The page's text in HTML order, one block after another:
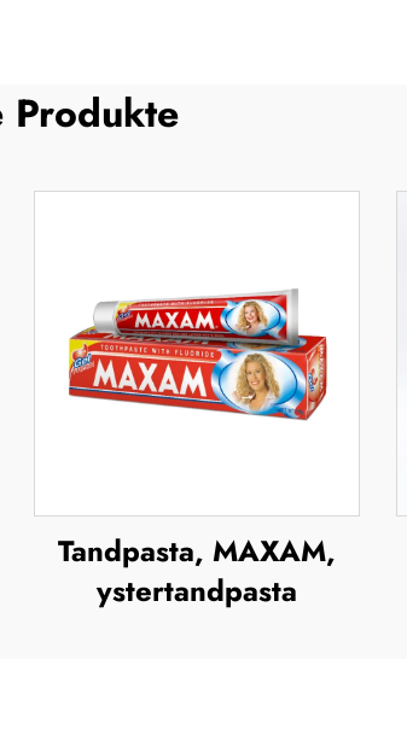
Produkte
Tandpasta, MAXAM,
ystertandpasta